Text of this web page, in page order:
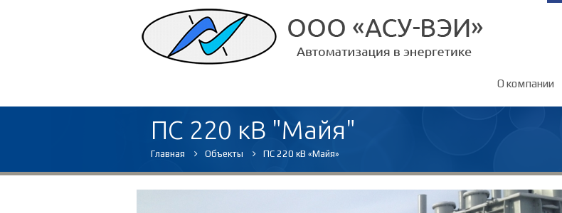
О компании
ПС 220 кВ "Майя"
Главная Объекты ПС 220 кВ «Майя»